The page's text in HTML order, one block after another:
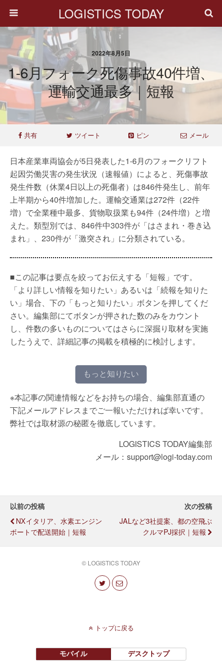
LOGISTICS TODAY
2022年8月5日
1-6月フォーク死傷事故40件増、
運輸交通最多｜短報
共有 ツイート ピン メール
日本産業車両協会が5日発表した1-6月のフォークリフト
起因労働災害の発生状況（速報値）によると、死傷事故
発生件数（休業4日以上の死傷者）は846件発生し、前年
上半期から40件増加した。運輸交通業は272件（22件
増）で全業種中最多、貨物取扱業も94件（24件増）と増
えた。類型別では、846件中303件が「はさまれ・巻き込
まれ」、230件が「激突され」に分類されている。
■この記事は要点を絞ってお伝えする「短報」です。
「より詳しい情報を知りたい」あるいは「続報を知りた
い」場合、下の「もっと知りたい」ボタンを押してくだ
さい。編集部にてボタンが押された数のみをカウント
し、件数の多いものについてはさらに深掘り取材を実施
したうえで、詳細記事の掲載を積極的に検討します。
もっと知りたい
※本記事の関連情報などをお持ちの場合、編集部直通の
下記メールアドレスまでご一報いただければ幸いです。
弊社では取材源の秘匿を徹底しています。
LOGISTICS TODAY編集部
メール：support@logi-today.com
以前の投稿
NXイタリア、水素エンジン
ボートで配送開始｜短報
次の投稿
JALなど3社提案、都の空飛ぶ
クルマPJ採択｜短報
© LOGISTICS TODAY
トップに戻る
モバイル デスクトップ